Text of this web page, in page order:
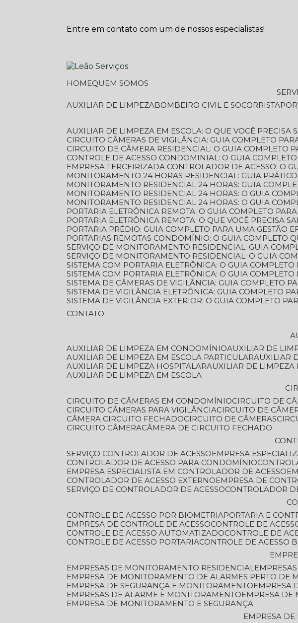
Entre em contato com um de nossos especialistas!
HOME
QUEM SOMOS
AUXILIAR DE LIMPEZA
BOMBEIRO CIVIL E SOCORRISTA
AUXILIAR DE LIMPEZA EM ESCOLA: O QUE VOCÊ PRECISA
CIRCUITO CÂMERAS DE VIGILÂNCIA: GUIA COMPLETO
CIRCUITO DE CÂMERA RESIDENCIAL: O GUIA COMPLETO
CONTROLE DE ACESSO CONDOMINIAL: O GUIA
EMPRESA TERCEIRIZADA CONTROLADOR DE ACESSO: O
MONITORAMENTO 24 HORAS RESIDENCIAL: GUIA
MONITORAMENTO RESIDENCIAL 24 HORAS: GUIA
MONITORAMENTO RESIDENCIAL 24 HORAS: O GUIA
MONITORAMENTO RESIDENCIAL 24 HORAS: O GUIA
PORTARIA ELETRÔNICA REMOTA: O GUIA COMPLETO
PORTARIA ELETRÔNICA REMOTA: O QUE VOCÊ PRECISA
PORTARIA PRÉDIO: GUIA COMPLETO PARA UMA GESTÃO
PORTARIAS REMOTAS CONDOMÍNIO: O GUIA COMPLETO
SERVIÇO DE MONITORAMENTO RESIDENCIAL: GUIA
SERVIÇO DE MONITORAMENTO RESIDENCIAL: O GUIA
SISTEMA COM PORTARIA ELETRÔNICA: O GUIA
SISTEMA COM PORTARIA ELETRÔNICA: O GUIA
SISTEMA DE CÂMERAS DE VIGILÂNCIA: GUIA COMPLETO
SISTEMA DE VIGILÂNCIA ELETRÔNICA: GUIA COMPLETO
SISTEMA DE VIGILÂNCIA EXTERIOR: O GUIA COMPLETO
CONTATO
AUXILIAR DE LIMPEZA EM CONDOMÍNIO
AUXILIAR DE
AUXILIAR DE LIMPEZA EM ESCOLA PARTICULAR
AUXILIAR
AUXILIAR DE LIMPEZA HOSPITALAR
AUXILIAR DE
AUXILIAR DE LIMPEZA EM ESCOLA
CIRCUITO DE CÂMERAS EM CONDOMÍNIO
CIRCUITO DE
CIRCUITO CÂMERAS PARA VIGILÂNCIA
CIRCUITO DE
CÂMERA CIRCUITO FECHADO
CIRCUITO DE CÂMERAS
CIRCUITO CÂMERA
CÂMERA DE CIRCUITO FECHADO
SERVIÇO CONTROLADOR DE ACESSO
EMPRESA
CONTROLADOR DE ACESSO PARA CONDOMÍNIO
EMPRESA ESPECIALISTA EM CONTROLADOR DE ACESSO
CONTROLADOR DE ACESSO EXTERNO
EMPRESA DE
SERVIÇO DE CONTROLADOR DE ACESSO
CONTROLADOR
CONTROLE DE ACESSO POR BIOMETRIA
PORTARIA E
EMPRESA DE CONTROLE DE ACESSO
CONTROLE DE
CONTROLE DE ACESSO AUTOMATIZADO
CONTROLE DE
CONTROLE DE ACESSO PORTARIA CONTROLE DE ACESSO
EMPRESAS DE MONITORAMENTO RESIDENCIAL
EMPRESA DE MONITORAMENTO DE ALARMES PERTO DE
EMPRESA DE SEGURANÇA E MONITORAMENTO
EMPRESAS DE ALARME E MONITORAMENTO
EMPRESA
EMPRESA DE MONITORAMENTO E SEGURANÇA
EMPRESA